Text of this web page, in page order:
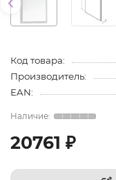
Код товара:
Производитель:
EAN:
20761 ₽